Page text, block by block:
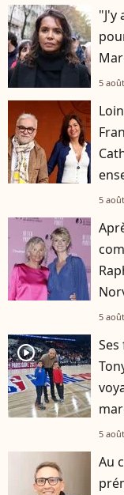
"J'y
5
5
5
player2
5
Au